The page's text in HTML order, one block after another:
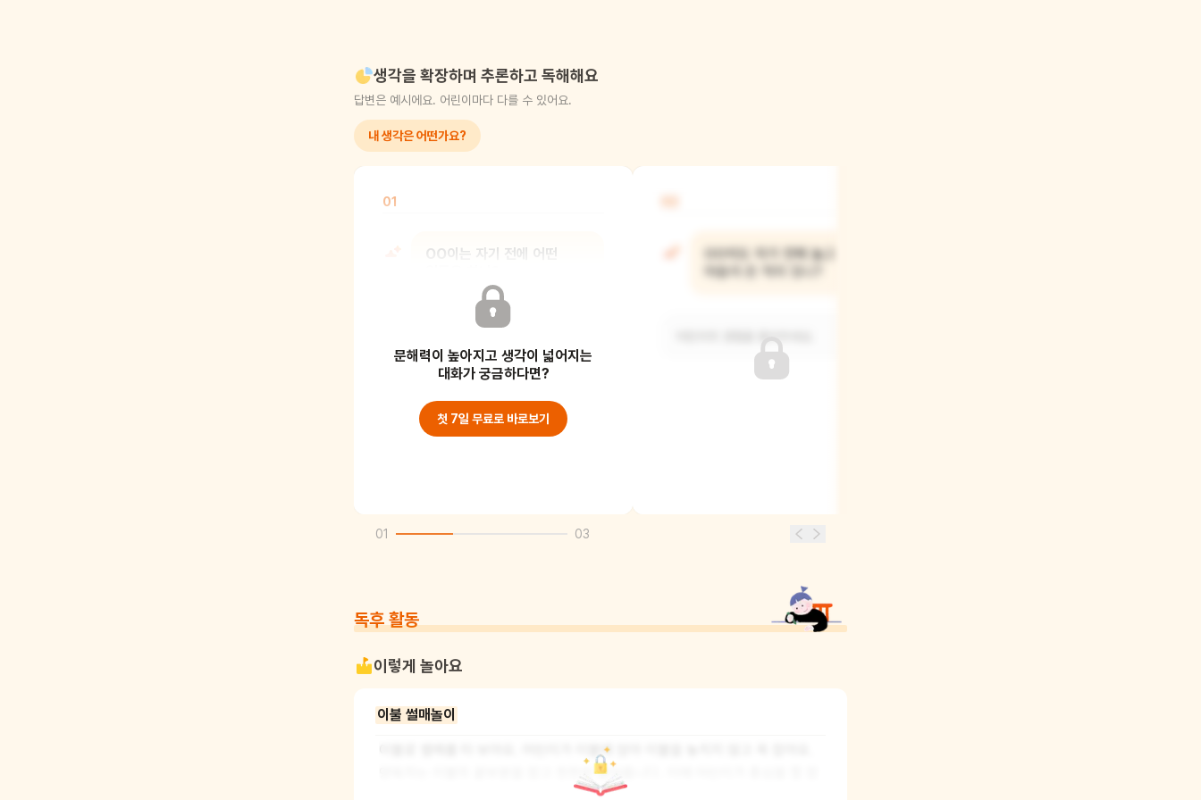
생각을 확장하며 추론하고 독해해요
답변은 예시에요. 어린이마다 다를 수 있어요.
내 생각은 어떤가요?
01
OO이는 자기 전에 어떤
목욕하고 잠옷도 입어요. 침대에 누워서
책을 읽으면 잠
문해력이 높아지고 생각이 넓어지는
대화가 궁금하다면?
첫 7일 무료로 바로보기
OO이도 자기 전에 놀고 싶은
마음이 든 적이 있니?
01 03
독후 활동
이렇게 놀아요
이불 썰매놀이
이불로 썰매를 타 보아요. 어린이가 이불에 앉아 이불을 놓치지 않고 꼭 잡아요.
양육자는 이불의 끝부분을 잡고 천천히 끌어줍니다. 이때 어린이가 중심을 잘 잡